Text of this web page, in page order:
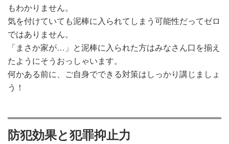
もわかりません。
気を付けていても泥棒に入られてしまう可能性だってゼロ
ではありません。
「まさか家が…」と泥棒に入られた方はみなさん口を揃え
たようにそうおっしゃいます。
何かある前に、ご自身でできる対策はしっかり講じましょ
う！
防犯効果と犯罪抑止力